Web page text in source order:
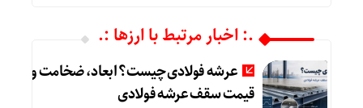
.: اخبار مرتبط با ارزها :.
عرشه فولادی چیست؟ ابعاد، ضخامت و
قیمت سقف عرشه فولادی